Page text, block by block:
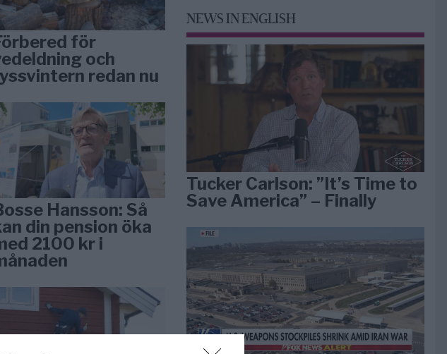
för
och
redan nu
Hansson: Så
din pension öka
2100 kr i
NEWS IN ENGLISH
Tucker Carlson: ”It’s Time to
Save America” – Finally